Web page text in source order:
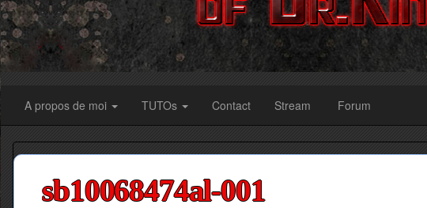
A propos de moi TUTOs Contact Stream Forum
sb10068474al-001